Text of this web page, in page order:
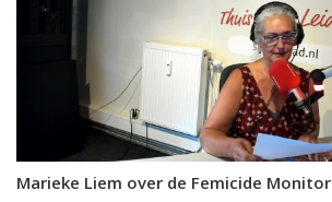
Marieke Liem over de Femicide Monitor